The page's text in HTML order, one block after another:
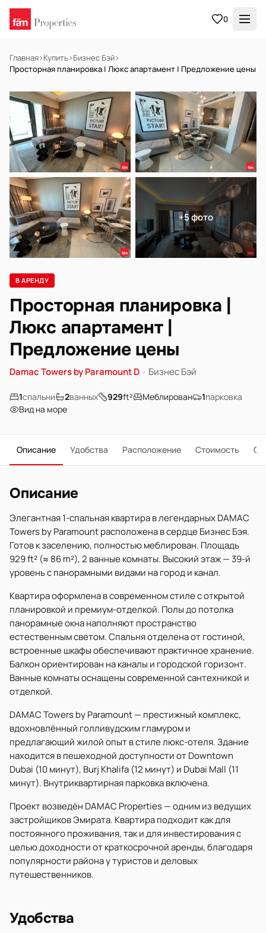
0
Главная›Купить›Бизнес Бэй›
Просторная планировка | Люкс апартамент | Предложение цены
В АРЕНДУ Готов к заселению
+5 фото
В АРЕНДУ
Просторная планировка |
Люкс апартамент |
Предложение цены
Damac Towers by Paramount D · Бизнес Бэй
1спальни 2ванных 929ft² Меблирован 1парковка
Вид на море
Описание Удобства Расположение Стоимость О
Описание
Элегантная 1-спальная квартира в легендарных DAMAC
Towers by Paramount расположена в сердце Бизнес Бэя.
Готов к заселению, полностью меблирован. Площадь
929 ft² (≈ 86 m²), 2 ванные комнаты. Высокий этаж — 39-й
уровень с панорамными видами на город и канал.
Квартира оформлена в современном стиле с открытой
планировкой и премиум-отделкой. Полы до потолка
панорамные окна наполняют пространство
естественным светом. Спальня отделена от гостиной,
встроенные шкафы обеспечивают практичное хранение.
Балкон ориентирован на каналы и городской горизонт.
Ванные комнаты оснащены современной сантехникой и
отделкой.
DAMAC Towers by Paramount — престижный комплекс,
вдохновлённый голливудским гламуром и
предлагающий жилой опыт в стиле люкс-отеля. Здание
находится в пешеходной доступности от Downtown
Dubai (10 минут), Burj Khalifa (12 минут) и Dubai Mall (11
минут). Внутриквартирная парковка включена.
Проект возведён DAMAC Properties — одним из ведущих
застройщиков Эмирата. Квартира подходит как для
постоянного проживания, так и для инвестирования с
целью доходности от краткосрочной аренды, благодаря
популярности района у туристов и деловых
путешественников.
Удобства